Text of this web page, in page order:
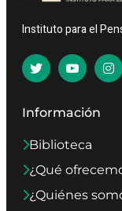
Instituto para el
Información
Biblioteca
¿Qué
¿Quiénes